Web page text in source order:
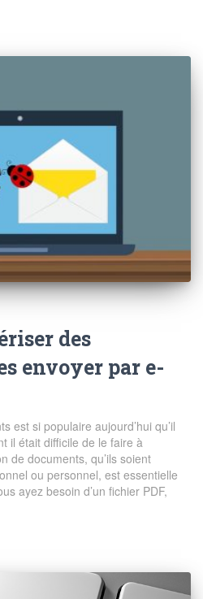
des
envoyer par e-
est si populaire aujourd’hui qu’il
il était difficile de le faire à
de documents, qu’ils soient
ou personnel, est essentielle
ayez besoin d’un fichier PDF,